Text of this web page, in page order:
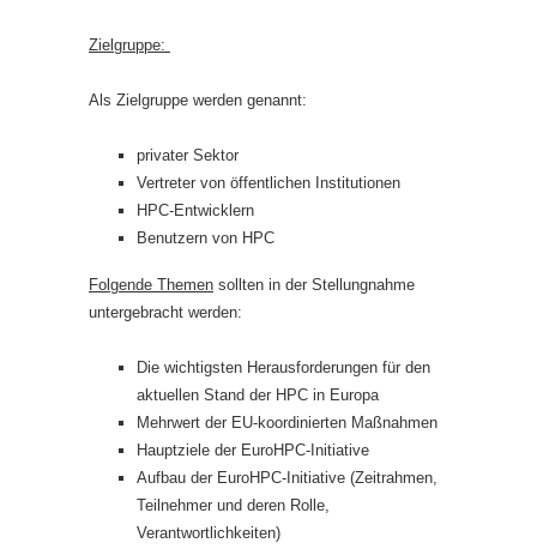
Zielgruppe:
Als Zielgruppe werden genannt:
privater Sektor
Vertreter von öffentlichen Institutionen
HPC-Entwicklern
Benutzern von HPC
Folgende Themen sollten in der Stellungnahme
untergebracht werden:
Die wichtigsten Herausforderungen für den
aktuellen Stand der HPC in Europa
Mehrwert der EU-koordinierten Maßnahmen
Hauptziele der EuroHPC-Initiative
Aufbau der EuroHPC-Initiative (Zeitrahmen,
Teilnehmer und deren Rolle,
Verantwortlichkeiten)